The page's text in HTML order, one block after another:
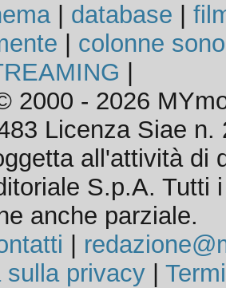
| database
colonne
2000 - 2026
Licenza Siae n.
all'attività di
S.p.A. Tutti
anche parziale.
sulla privacy|